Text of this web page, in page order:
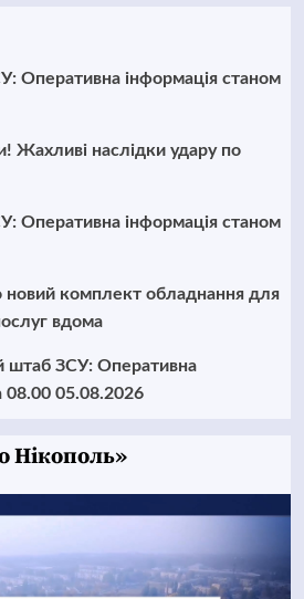
Оперативна інформація станом
Жахливі наслідки удару по
Оперативна інформація станом
новий комплект обладнання для
вдома
штаб ЗСУ: Оперативна
08.00 05.08.2026
Нікополь»